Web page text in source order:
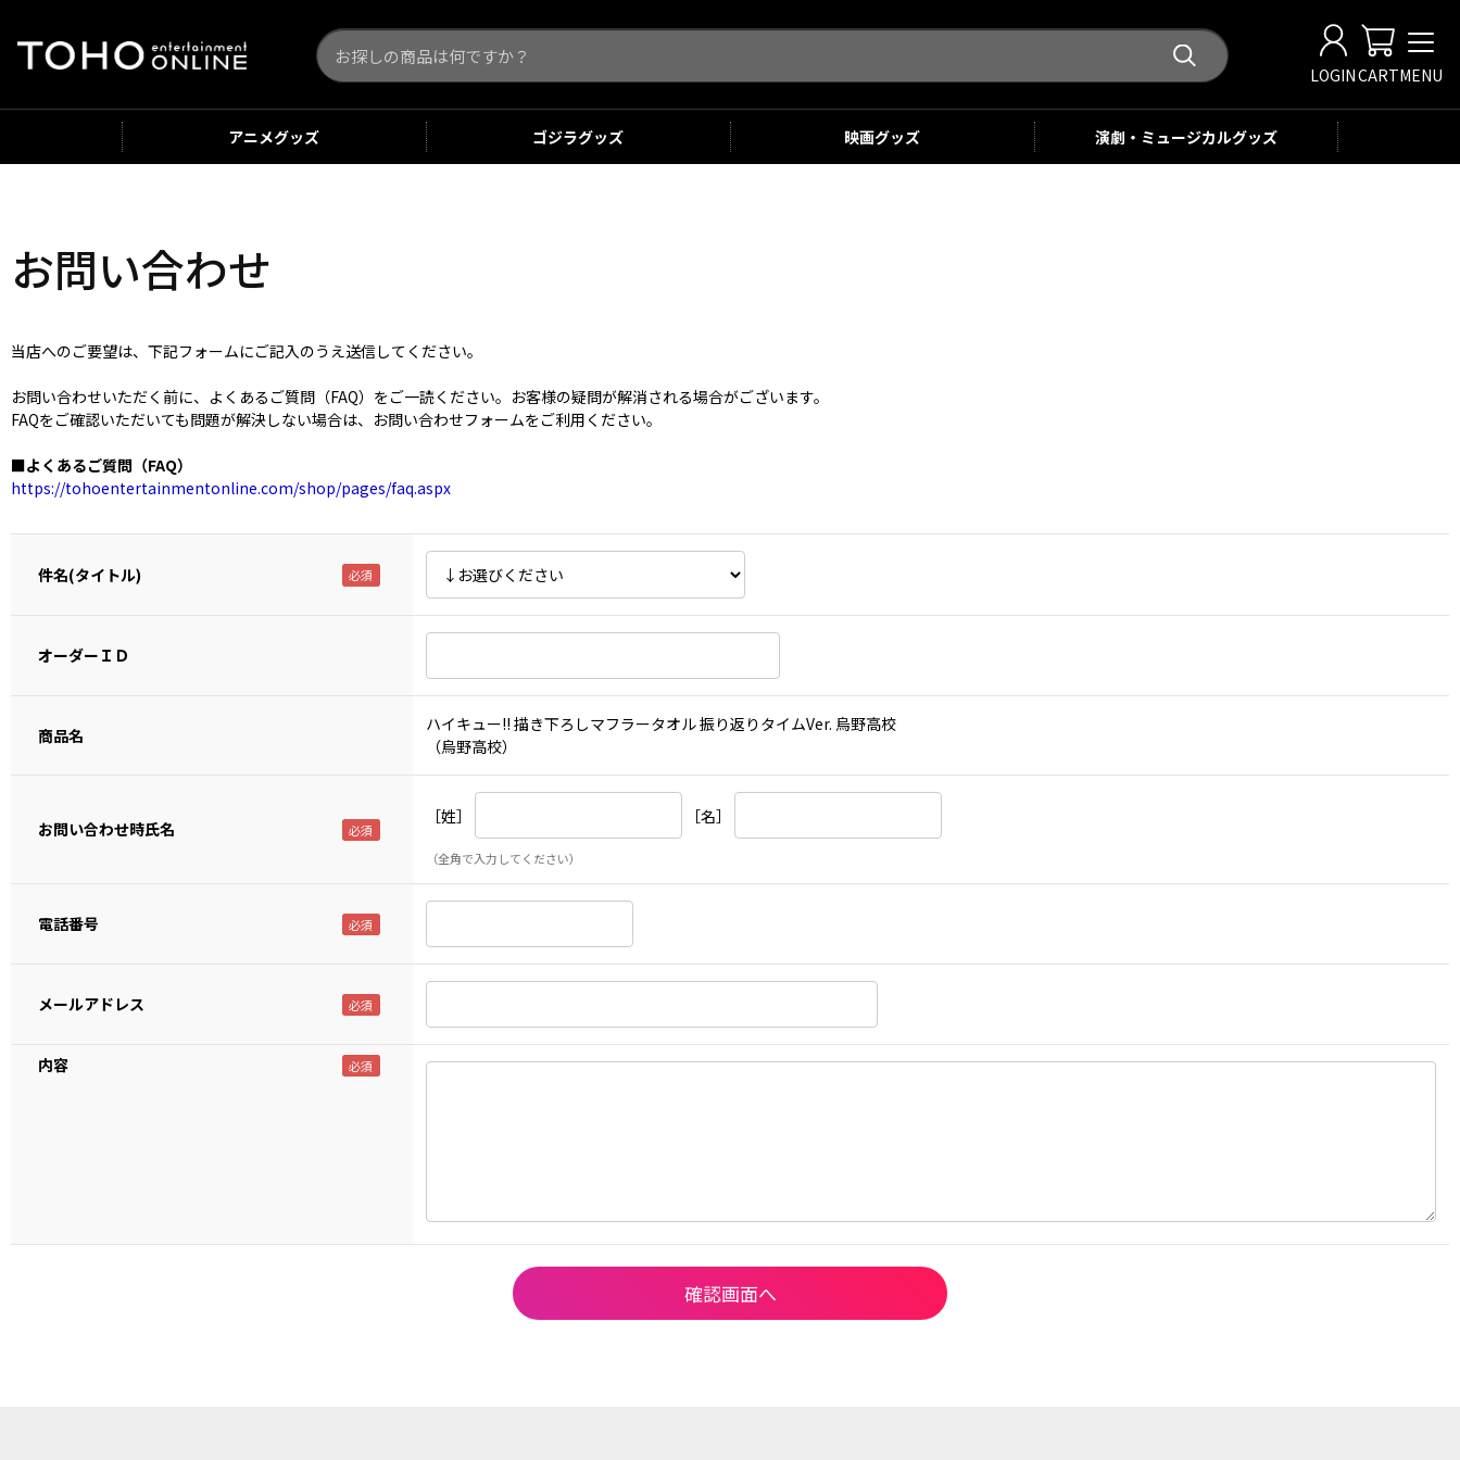
LOGINCARTMENU
アニメグッズ ゴジラグッズ 映画グッズ 演劇・ミュージカルグッズ
お問い合わせ
当店へのご要望は、下記フォームにご記入のうえ送信してください。
お問い合わせいただく前に、よくあるご質問（FAQ）をご一読ください。お客様の疑問が解消される場合がございます。
FAQをご確認いただいても問題が解決しない場合は、お問い合わせフォームをご利用ください。
■よくあるご質問（FAQ）
https://tohoentertainmentonline.com/shop/pages/faq.aspx
件名(タイトル)
オーダーＩＤ
商品名
ハイキュー!! 描き下ろしマフラータオル 振り返りタイムVer. 烏野高校
（烏野高校）
お問い合わせ時氏名
［姓］ ［名］
（全角で入力してください）
電話番号
メールアドレス
内容